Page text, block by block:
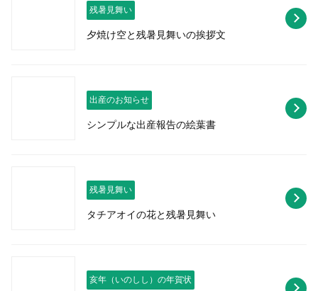
残暑見舞い
夕焼け空と残暑見舞いの挨拶文
出産のお知らせ
シンプルな出産報告の絵葉書
残暑見舞い
タチアオイの花と残暑見舞い
亥年（いのしし）の年賀状